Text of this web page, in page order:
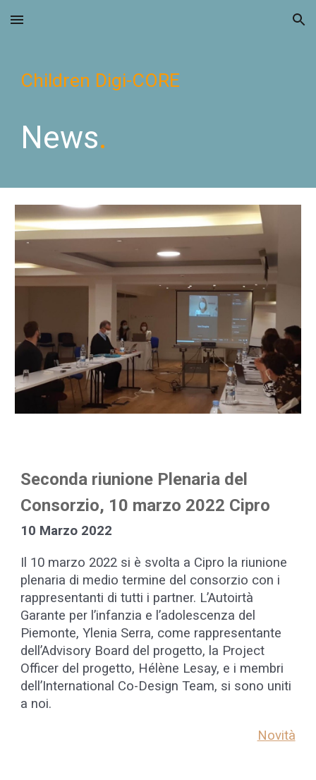
Skip to main content Skip to navigation
Children Digi-CORE
News.
Seconda riunione Plenaria del
Consorzio, 10 marzo 2022 Cipro
10 Marzo 2022
Il 10 marzo 2022 si è svolta a Cipro la riunione
plenaria di medio termine del consorzio con i
rappresentanti di tutti i partner. L’Autoirtà
Garante per l’infanzia e l’adolescenza del
Piemonte, Ylenia Serra, come rappresentante
dell’Advisory Board del progetto, la Project
Officer del progetto, Hélène Lesay, e i membri
dell’International Co-Design Team, si sono uniti
a noi.
Novità